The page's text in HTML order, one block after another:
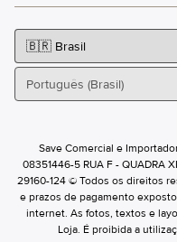
Save Comercial e
08351446-5 RUA F - QUADRA
29160-124 © Todos os direitos
e prazos de pagamento
internet. As fotos, textos e
Loja. É proibida a